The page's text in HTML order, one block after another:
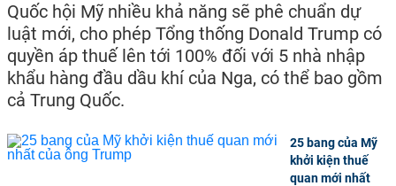
Quốc hội Mỹ nhiều khả năng sẽ phê chuẩn dự
luật mới, cho phép Tổng thống Donald Trump có
quyền áp thuế lên tới 100% đối với 5 nhà nhập
khẩu hàng đầu dầu khí của Nga, có thể bao gồm
cả Trung Quốc.
25 bang của Mỹ
khởi kiện thuế
quan mới nhất